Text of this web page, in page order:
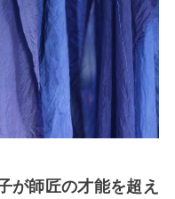
が師匠の才能を超え